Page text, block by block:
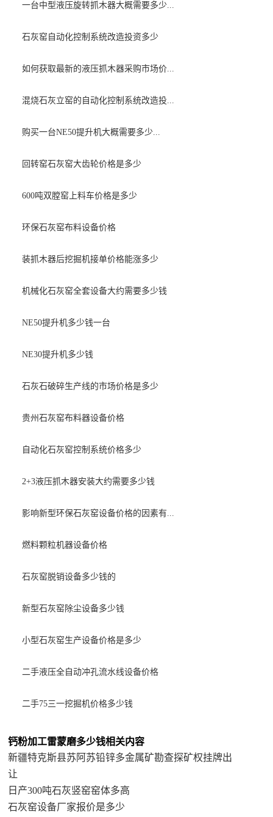
一台中型液压旋转抓木器大概需要多少...
石灰窑自动化控制系统改造投资多少
如何获取最新的液压抓木器采购市场价...
混烧石灰立窑的自动化控制系统改造投...
购买一台NE50提升机大概需要多少...
回转窑石灰窑大齿轮价格是多少
600吨双膛窑上料车价格是多少
环保石灰窑布料设备价格
装抓木器后挖掘机接单价格能涨多少
机械化石灰窑全套设备大约需要多少钱
NE50提升机多少钱一台
NE30提升机多少钱
石灰石破碎生产线的市场价格是多少
贵州石灰窑布料器设备价格
自动化石灰窑控制系统价格​多少
2+3液压抓木器安装大约需要多少钱
影响新型环保石灰窑设备价格的因素有...
燃料颗粒机器设备价格
石灰窑脱销设备多少钱的
新型石灰窑除尘设备多少钱
小型石灰窑生产设备价格是多少
二手液压全自动冲孔流水线设备价格
二手75三一挖掘机价格多少钱
钙粉加工雷蒙磨多少钱相关内容
新疆特克斯县苏阿苏铅锌多金属矿勘查探矿权挂牌出
让
日产300吨石灰竖窑窑体多高
石灰窑设备厂家报价是多少